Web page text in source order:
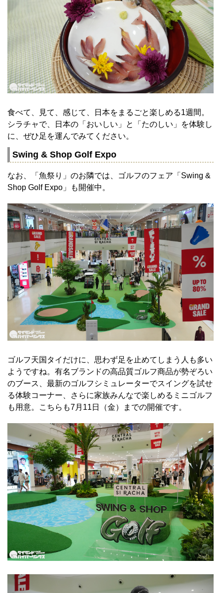
食べて、見て、感じて、日本をまるごと楽しめる1週間。
シラチャで、日本の「おいしい」と「たのしい」を体験し
に、ぜひ足を運んでみてください。
Swing & Shop Golf Expo
なお、「魚祭り」のお隣では、ゴルフのフェア「Swing &
Shop Golf Expo」も開催中。
ゴルフ天国タイだけに、思わず足を止めてしまう人も多い
ようですね。有名ブランドの高品質ゴルフ商品が勢ぞろい
のブース、最新のゴルフシミュレーターでスイングを試せ
る体験コーナー、さらに家族みんなで楽しめるミニゴルフ
も用意。こちらも7月11日（金）までの開催です。